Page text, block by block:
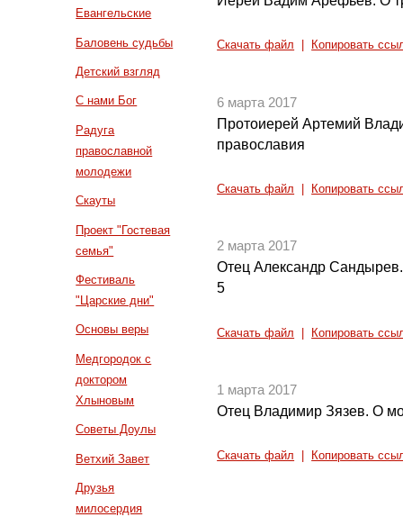
Евангельские
Баловень судьбы
Детский взгляд
С нами Бог
Радуга
православной
молодежи
Скауты
Проект "Гостевая
семья"
Фестиваль
"Царские дни"
Основы веры
Медгородок с
доктором
Хлыновым
Советы Доулы
Ветхий Завет
Друзья
милосердия
Скачать файл Копировать
6 марта 2017
Протоиерей Артемий
православия
Скачать файл Копировать
2 марта 2017
Отец Александр
5
Скачать файл Копировать
1 марта 2017
Отец Владимир Зязев. О
Скачать файл Копировать